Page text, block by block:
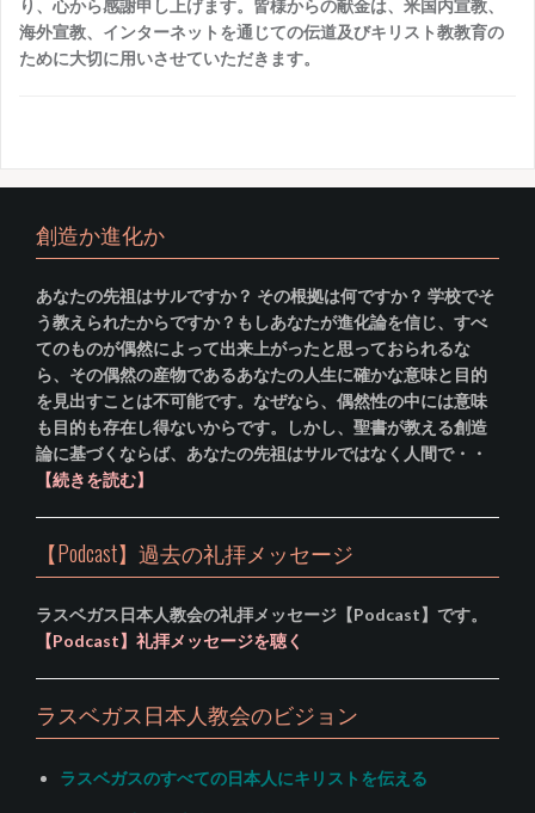
り、心から感謝申し上げます。皆様からの献金は、米国内宣教、
海外宣教、インターネットを通じての伝道及びキリスト教教育の
ために大切に用いさせていただきます。
創造か進化か
あなたの先祖はサルですか？ その根拠は何ですか？ 学校でそ
う教えられたからですか？もしあなたが進化論を信じ、すべ
てのものが偶然によって出来上がったと思っておられるな
ら、その偶然の産物であるあなたの人生に確かな意味と目的
を見出すことは不可能です。なぜなら、偶然性の中には意味
も目的も存在し得ないからです。しかし、聖書が教える創造
論に基づくならば、あなたの先祖はサルではなく人間で・・
【続きを読む】
【Podcast】過去の礼拝メッセージ
ラスベガス日本人教会の礼拝メッセージ【Podcast】です。
【Podcast】礼拝メッセージを聴く
ラスベガス日本人教会のビジョン
ラスベガスのすべての日本人にキリストを伝える